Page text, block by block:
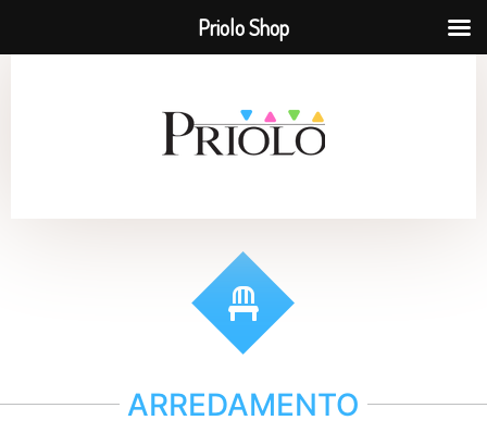
ARREDAMENTO
Priolo Shop